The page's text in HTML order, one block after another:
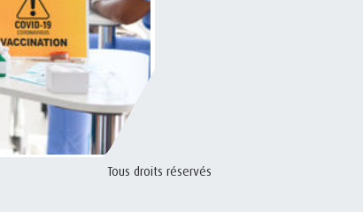
Tous droits réservés